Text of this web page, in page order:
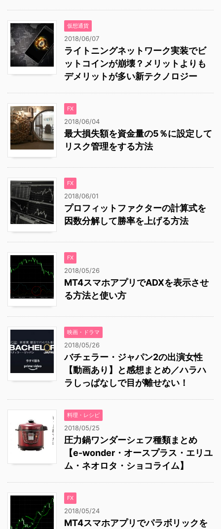
仮想通貨
2018/06/07
ライトニングネットワーク実装でビ
ットコインが崩壊？メリットよりも
デメリットが多い新テクノロジー
FX
2018/06/04
最大損失額を資金量の5％に設定して
リスク管理をする方法
FX
2018/06/01
プロフィットファクターの計算式を
因数分解して勝率を上げる方法
FX
2018/05/26
MT4スマホアプリでADXを表示させ
る方法と使い方
映画・ドラマ
2018/05/26
バチェラー・ジャパン2の出演女性
【動画あり】と感想まとめ／ハラハ
ラしっぱなしで目が離せない！
料理・レシピ
2018/05/25
圧力鍋ワンダーシェフ種類まとめ
【e-wonder・オースプラス・エリユ
ム・ネオロタ・ショコライム】
FX
2018/05/24
MT4スマホアプリでパラボリックを